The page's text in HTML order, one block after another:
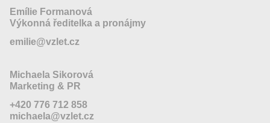
Emílie Formanová
Výkonná ředitelka a pronájmy
emilie@vzlet.cz
Michaela Sikorová
Marketing & PR
+420 776 712 858
michaela@vzlet.cz